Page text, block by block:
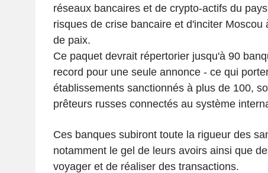
réseaux bancaires et de crypto-actifs du
risques de crise bancaire et d'inciter Moscou
de paix.
Ce paquet devrait répertorier jusqu'à 90
record pour une seule annonce - ce qui
établissements sanctionnés à plus de 100,
prêteurs russes connectés au système
Ces banques subiront toute la rigueur des
notamment le gel de leurs avoirs ainsi que
voyager et de réaliser des transactions.